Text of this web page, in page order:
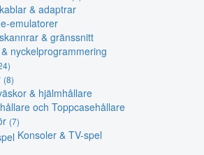
& adaptrar
emulatorer
& gränssnitt
nyckelprogrammering
(8)
& hjälmhållare
och Toppcasehållare
(7)
Konsoler & TV-spel